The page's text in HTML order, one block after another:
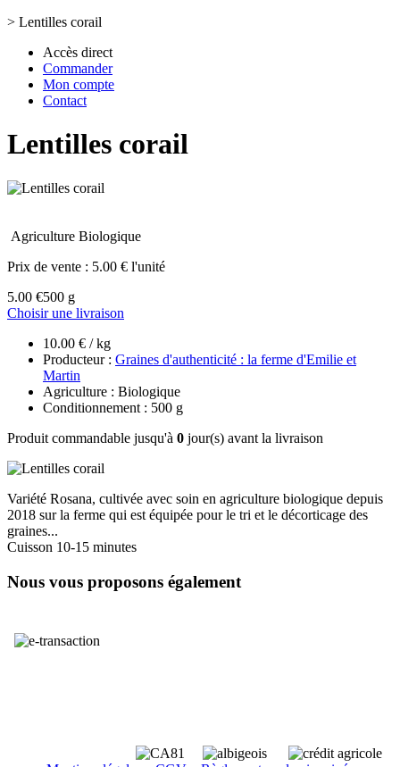
> Lentilles corail
Accès direct
Commander
Mon compte
Contact
Lentilles corail
Agriculture Biologique
Prix de vente : 5.00 € l'unité
5.00 €500 g
Choisir une livraison
10.00 € / kg
Producteur : Graines d'authenticité : la ferme d'Emilie et
Martin
Agriculture : Biologique
Conditionnement : 500 g
Produit commandable jusqu'à 0 jour(s) avant la livraison
Variété Rosana, cultivée avec soin en agriculture biologique depuis
2018 sur la ferme qui est équipée pour le tri et le décorticage des
graines...
Cuisson 10-15 minutes
Nous vous proposons également